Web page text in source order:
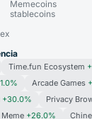
Memecoins
stablecoins
Time.fun Ecosystem
Arcade Games
+30.0% Privacy
+26.0%